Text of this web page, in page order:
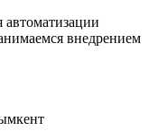
автоматизации
внедрением